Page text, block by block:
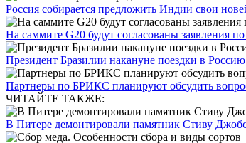
Россия собирается предложить Индии свои
На саммите G20 будут согласованы заявления
Президент Бразилии накануне поездки в
Партнеры по БРИКС планируют обсудить
ЧИТАЙТЕ ТАКЖЕ:
В Питере демонтировали памятник Стиву